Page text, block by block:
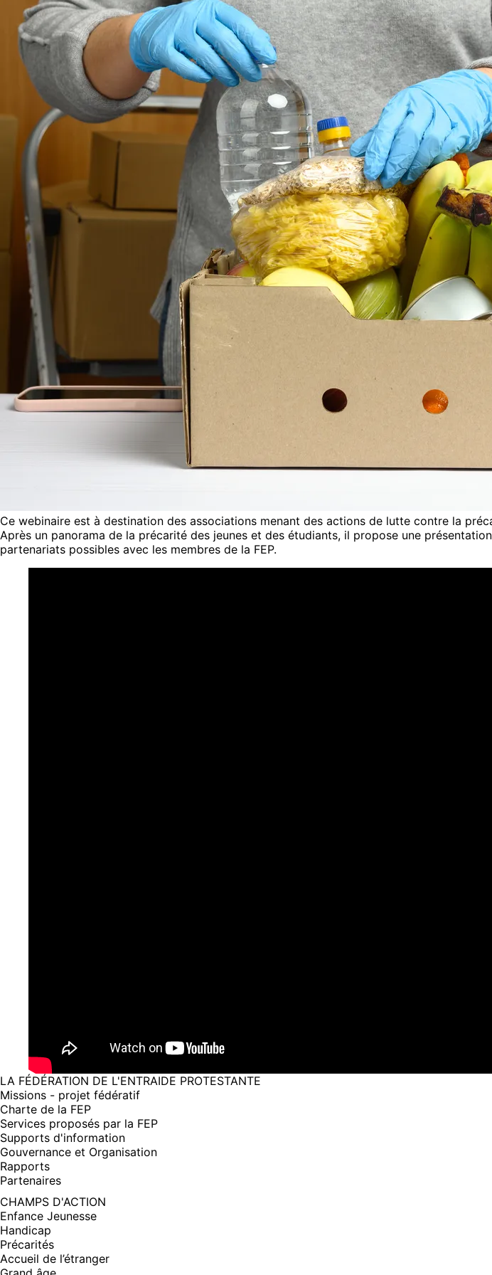
Ce webinaire est à destination des associations menant des actions de lutte contre la
Après un panorama de la précarité des jeunes et des étudiants, il propose une
partenariats possibles avec les membres de la FEP.
LA FÉDÉRATION DE L'ENTRAIDE PROTESTANTE
Missions - projet fédératif
Charte de la FEP
Services proposés par la FEP
Supports d'information
Gouvernance et Organisation
Rapports
Partenaires
CHAMPS D'ACTION
Enfance Jeunesse
Handicap
Précarités
Accueil de l’étranger